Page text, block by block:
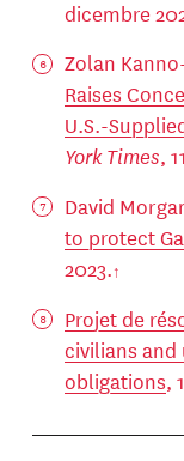
dicembre
Zolan
Raises
U.S.-
York Times,
David
to protect
2023.
Projet de
civilians
obligations,